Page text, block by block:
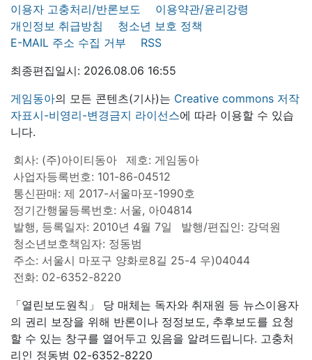
이용자 고충처리/반론보도
이용약관/윤리강령
개인정보 취급방침
청소년 보호 정책
E-MAIL 주소 수집 거부
RSS
최종편집일시: 2026.08.06 16:55
게임동아의 모든 콘텐츠(기사)는 Creative commons 저작
자표시-비영리-변경금지 라이선스에 따라 이용할 수 있습
니다.
회사: (주)아이티동아
제호: 게임동아
사업자등록번호: 101-86-04512
통신판매: 제 2017-서울마포-1990호
정기간행물등록번호: 서울, 아04814
발행, 등록일자: 2010년 4월 7일
발행/편집인: 강덕원
청소년보호책임자: 정동범
주소: 서울시 마포구 양화로8길 25-4 우)04044
전화: 02-6352-8220
「열린보도원칙」 당 매체는 독자와 취재원 등 뉴스이용자
의 권리 보장을 위해 반론이나 정정보도, 추후보도를 요청
할 수 있는 창구를 열어두고 있음을 알려드립니다. 고충처
리인 정동범 02-6352-8220